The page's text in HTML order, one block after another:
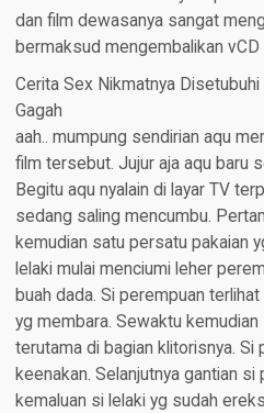
dan film dewasanya sangat
bermaksud mengembalikan
Cerita Sex Nikmatnya Disetubuhi
Gagah
aah.. mumpung sendirian aqu
film tersebut. Jujur aja aqu baru
Begitu aqu nyalain di layar TV
sedang saling mencumbu.
kemudian satu persatu pakaian
lelaki mulai menciumi leher
buah dada. Si perempuan
yg membara. Sewaktu
terutama di bagian klitorisnya. Si
keenakan. Selanjutnya gantian
kemaluan si lelaki yg sudah